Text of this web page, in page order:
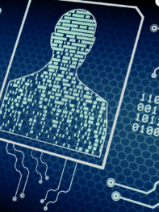
| CA
un paiement